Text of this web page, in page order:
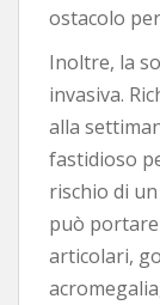
ostacolo
Inoltre, la
invasiva.
alla
fastidioso
rischio di
può
articolari,